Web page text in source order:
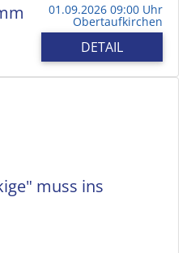
01.09.2026 09:00 Uhr
Obertaufkirchen
DETAIL
muss ins